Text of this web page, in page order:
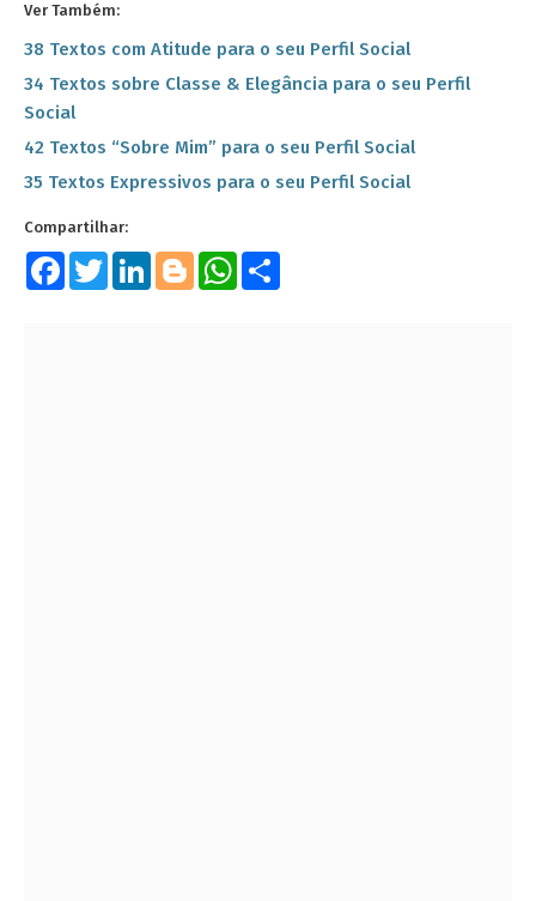
Ver Também:
38 Textos com Atitude para o seu Perfil Social
34 Textos sobre Classe & Elegância para o seu Perfil
Social
42 Textos “Sobre Mim” para o seu Perfil Social
35 Textos Expressivos para o seu Perfil Social
Facebook
TwitterLinkedInBloggerWhatsApp